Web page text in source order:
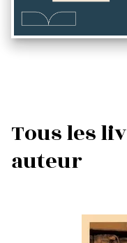
Tous les
auteur